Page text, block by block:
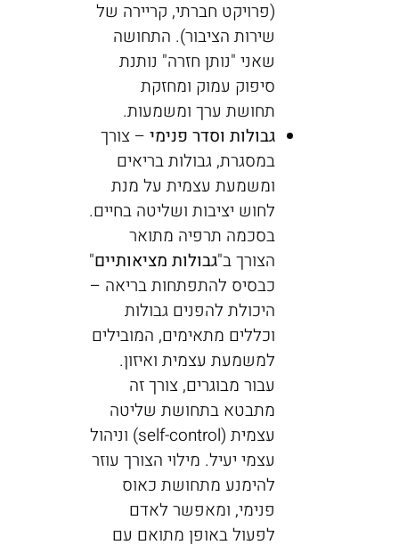
(פרויקט חברתי, קריירה של
שירות הציבור). התחושה
שאני "נותן חזרה" נותנת
סיפוק עמוק ומחזקת
תחושת ערך ומשמעות.
גבולות וסדר פנימי– צורך
במסגרת, גבולות בריאים
ומשמעת עצמית על מנת
לחוש יציבות ושליטה בחיים.
בסכמה תרפיה מתואר
הצורך ב"גבולות מציאותיים"
כבסיס להתפתחות בריאה –
היכולת להפנים גבולות
וכללים מתאימים, המובילים
למשמעת עצמית ואיזון.
עבור מבוגרים, צורך זה
מתבטא בתחושת שליטה
עצמית (self-control) וניהול
עצמי יעיל. מילוי הצורך עוזר
להימנע מתחושת כאוס
פנימי, ומאפשר לאדם
לפעול באופן מתואם עם